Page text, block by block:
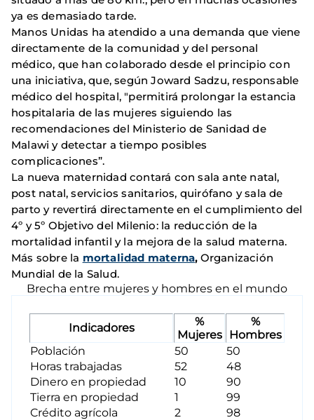
ya es demasiado tarde.
Manos Unidas ha atendido a una demanda que viene
directamente de la comunidad y del personal
médico, que han colaborado desde el principio con
una iniciativa, que, según Joward Sadzu, responsable
médico del hospital, "permitirá prolongar la estancia
hospitalaria de las mujeres siguiendo las
recomendaciones del Ministerio de Sanidad de
Malawi y detectar a tiempo posibles
complicaciones”.
La nueva maternidad contará con sala ante natal,
post natal, servicios sanitarios, quirófano y sala de
parto y revertirá directamente en el cumplimiento del
4º y 5º Objetivo del Milenio: la reducción de la
mortalidad infantil y la mejora de la salud materna.
Más sobre la mortalidad materna, Organización
Mundial de la Salud.
Brecha entre mujeres y hombres en el mundo
Indicadores
%
Mujeres
%
Hombres
Población
50
50
Horas trabajadas
52
48
Dinero en propiedad
10
90
Tierra en propiedad
1
99
Crédito agrícola
2
98